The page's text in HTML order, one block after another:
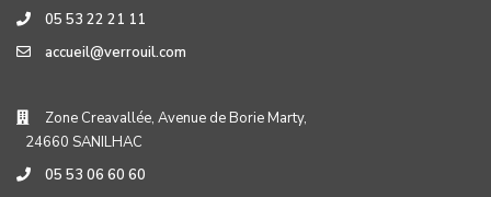
05 53 22 21 11
accueil@verrouil.com
Zone Creavallée, Avenue de Borie Marty,
24660 SANILHAC
05 53 06 60 60